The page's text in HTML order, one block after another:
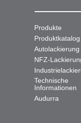
Produkte
Produktkatalog
Autolackierung
NFZ-
Technische
Informationen
Audurra